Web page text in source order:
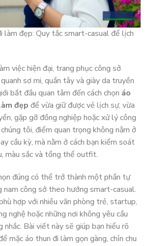
làm đẹp: Quy tắc smart-casual để lịch
việc hiện đại, trang phục công sở
sơ mi, quần tây và giày da truyền
bắt đầu quan tâm đến cách chọn áo
đẹp để vừa giữ được vẻ lịch sự, vừa
gặp gỡ đồng nghiệp hoặc xử lý công
tôi, điểm quan trọng không nằm ở
cầu kỳ, mà nằm ở cách bạn kiểm soát
màu sắc và tổng thể outfit.
đúng có thể trở thành một phần tự
nam công sở theo hướng smart-casual.
hợp với nhiều văn phòng trẻ, startup,
nghệ hoặc những nơi không yêu cầu
nhắc. Bài viết này sẽ giúp bạn hiểu rõ
mặc áo thun đi làm gọn gàng, chỉn chu